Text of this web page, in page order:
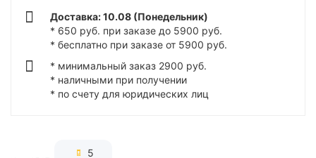
Доставка: 10.08 (Понедельник)
* 650 руб. при заказе до 5900 руб.
* бесплатно при заказе от 5900 руб.
* минимальный заказ 2900 руб.
* наличными при получении
* по счету для юридических лиц
5